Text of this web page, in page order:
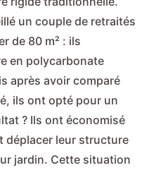
un couple de retraités
de 80 m² : ils
en polycarbonate
après avoir comparé
ils ont opté pour un
? Ils ont économisé
déplacer leur structure
jardin. Cette situation